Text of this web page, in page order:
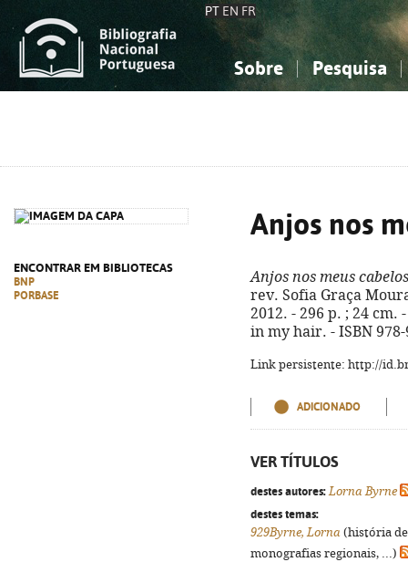
PT EN FR
Sobre Pesquisa
ENCONTRAR EM BIBLIOTECAS
BNP
PORBASE
Anjos nos
Anjos nos meus cabelos
rev. Sofia Graça
2012. - 296 p. ; 24
in my hair. - ISBN 978-
Link persistente: http://
ADICIONADO
VER TÍTULOS
destes autores: Lorna Byrne
destes temas:
929Byrne, Lorna (história
monografias regionais, ...)